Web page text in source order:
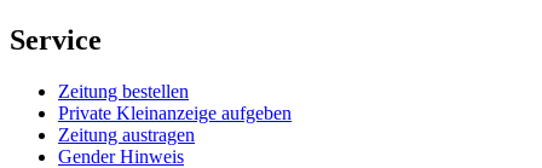
Service
Zeitung bestellen
Private Kleinanzeige aufgeben
Zeitung austragen
Gender Hinweis